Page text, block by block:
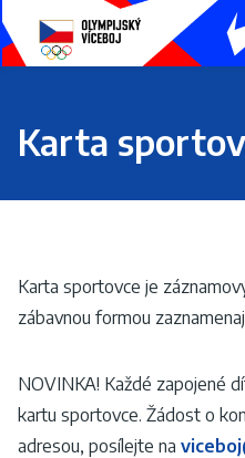
na
hlavní
obsah
Karta
Karta sportovce je
zábavnou formou
NOVINKA! Každé zapojené
kartu sportovce. Žádost o
adresou, posílejte na